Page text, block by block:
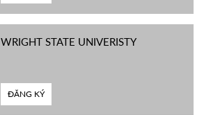
WRIGHT STATE UNIVERISTY
ĐĂNG KÝ